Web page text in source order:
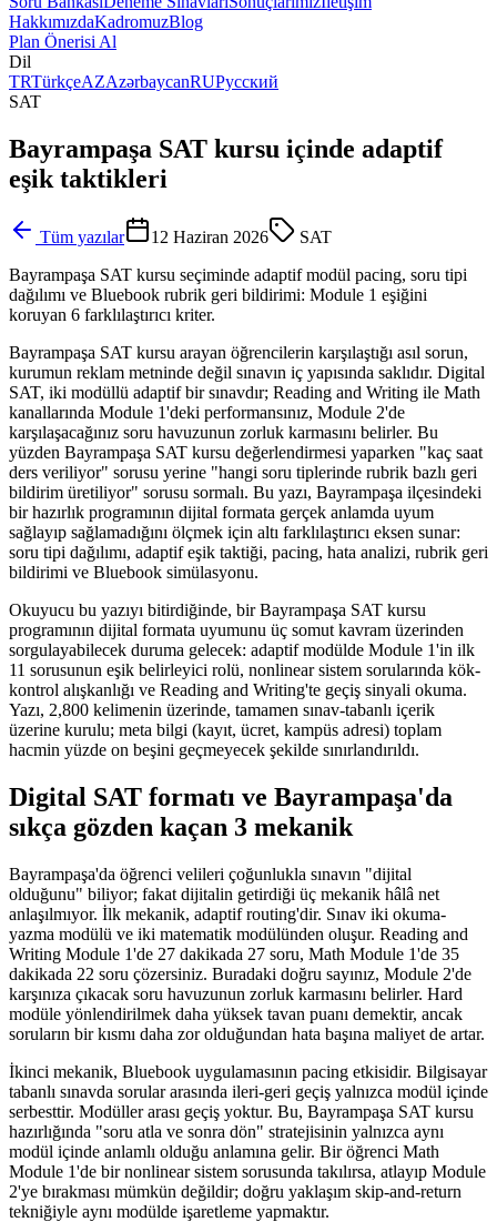
HakkımızdaKadromuzBlog
Plan Önerisi Al
Dil
TRTürkçeAZAzərbaycanRUРусский
SAT
Bayrampaşa SAT kursu içinde adaptif
eşik taktikleri
Tüm yazılar 12 Haziran 2026
SAT
Bayrampaşa SAT kursu seçiminde adaptif modül pacing, soru tipi
dağılımı ve Bluebook rubrik geri bildirimi: Module 1 eşiğini
koruyan 6 farklılaştırıcı kriter.
Bayrampaşa SAT kursu arayan öğrencilerin karşılaştığı asıl sorun,
kurumun reklam metninde değil sınavın iç yapısında saklıdır. Digital
SAT, iki modüllü adaptif bir sınavdır; Reading and Writing ile Math
kanallarında Module 1'deki performansınız, Module 2'de
karşılaşacağınız soru havuzunun zorluk karmasını belirler. Bu
yüzden Bayrampaşa SAT kursu değerlendirmesi yaparken "kaç saat
ders veriliyor" sorusu yerine "hangi soru tiplerinde rubrik bazlı geri
bildirim üretiliyor" sorusu sormalı. Bu yazı, Bayrampaşa ilçesindeki
bir hazırlık programının dijital formata gerçek anlamda uyum
sağlayıp sağlamadığını ölçmek için altı farklılaştırıcı eksen sunar:
soru tipi dağılımı, adaptif eşik taktiği, pacing, hata analizi, rubrik geri
bildirimi ve Bluebook simülasyonu.
Okuyucu bu yazıyı bitirdiğinde, bir Bayrampaşa SAT kursu
programının dijital formata uyumunu üç somut kavram üzerinden
sorgulayabilecek duruma gelecek: adaptif modülde Module 1'in ilk
11 sorusunun eşik belirleyici rolü, nonlinear sistem sorularında kök-
kontrol alışkanlığı ve Reading and Writing'te geçiş sinyali okuma.
Yazı, 2,800 kelimenin üzerinde, tamamen sınav-tabanlı içerik
üzerine kurulu; meta bilgi (kayıt, ücret, kampüs adresi) toplam
hacmin yüzde on beşini geçmeyecek şekilde sınırlandırıldı.
Digital SAT formatı ve Bayrampaşa'da
sıkça gözden kaçan 3 mekanik
Bayrampaşa'da öğrenci velileri çoğunlukla sınavın "dijital
olduğunu" biliyor; fakat dijitalin getirdiği üç mekanik hâlâ net
anlaşılmıyor. İlk mekanik, adaptif routing'dir. Sınav iki okuma-
yazma modülü ve iki matematik modülünden oluşur. Reading and
Writing Module 1'de 27 dakikada 27 soru, Math Module 1'de 35
dakikada 22 soru çözersiniz. Buradaki doğru sayınız, Module 2'de
karşınıza çıkacak soru havuzunun zorluk karmasını belirler. Hard
modüle yönlendirilmek daha yüksek tavan puanı demektir, ancak
soruların bir kısmı daha zor olduğundan hata başına maliyet de artar.
İkinci mekanik, Bluebook uygulamasının pacing etkisidir. Bilgisayar
tabanlı sınavda sorular arasında ileri-geri geçiş yalnızca modül içinde
serbesttir. Modüller arası geçiş yoktur. Bu, Bayrampaşa SAT kursu
hazırlığında "soru atla ve sonra dön" stratejisinin yalnızca aynı
modül içinde anlamlı olduğu anlamına gelir. Bir öğrenci Math
Module 1'de bir nonlinear sistem sorusunda takılırsa, atlayıp Module
2'ye bırakması mümkün değildir; doğru yaklaşım skip-and-return
tekniğiyle aynı modülde işaretleme yapmaktır.